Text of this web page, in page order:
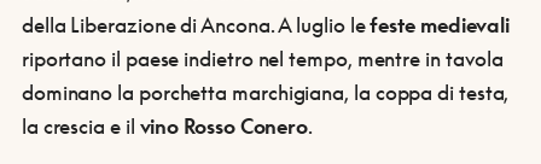
della Liberazione di Ancona. A luglio lefeste medievali
riportano il paese indietro nel tempo, mentre in tavola
dominano la porchetta marchigiana, la coppa di testa,
la crescia e il vino Rosso Conero.